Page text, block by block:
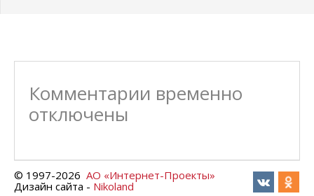
Комментарии временно
отключены
© 1997-2026 АО «Интернет-Проекты»
Дизайн сайта - Nikoland